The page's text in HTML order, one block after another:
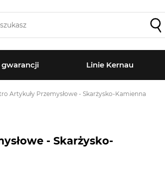
gwarancji Linie Kernau
Artykuły Przemysłowe - Skarżysko-Kamienna
- Skarżysko-